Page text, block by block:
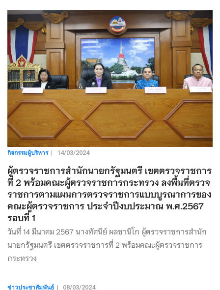
กิจกรรมผู้บริหาร| 14/03/2024
ผู้ตรวจราชการสำนักนายกรัฐมนตรี เขตตรวจราชการ
ที่ 2 พร้อมคณะผู้ตรวจราชการกระทรวง ลงพื้นที่ตรวจ
ราชการตามแผนการตรวจราชการแบบบูรณาการของ
คณะผู้ตรวจราชการ ประจำปีงบประมาณ พ.ศ.2567
รอบที่ 1
วันที่ 14 มีนาคม 2567 นางทัศนีย์ ผลชานิโก ผู้ตรวจราชการสำนัก
นายกรัฐมนตรี เขตตรวจราชการที่ 2 พร้อมคณะผู้ตรวจราชการ
กระทรวง
ข่าวประชาสัมพันธ์ | 08/03/2024